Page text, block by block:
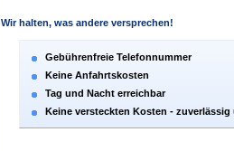
Wir halten, was andere versprechen!
Gebührenfreie Telefonnummer
Keine Anfahrtskosten
Tag und Nacht erreichbar
Keine versteckten Kosten - zuverlässig